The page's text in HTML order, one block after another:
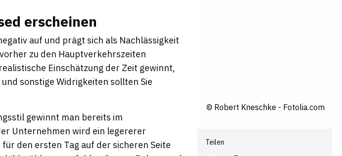
© Robert Kneschke - Fotolia.com
erscheinen
auf und prägt sich als Nachlässigkeit
zu den Hauptverkehrszeiten
Einschätzung der Zeit gewinnt,
sonstige Widrigkeiten sollten Sie
gewinnt man bereits im
Unternehmen wird ein legererer
den ersten Tag auf der sicheren Seite
Teilen